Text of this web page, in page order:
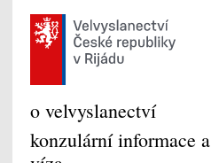
o velvyslanectví
konzulární informace a